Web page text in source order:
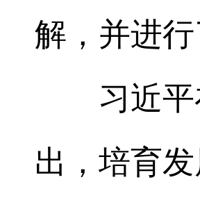
解，并进
习近平在
出，培育